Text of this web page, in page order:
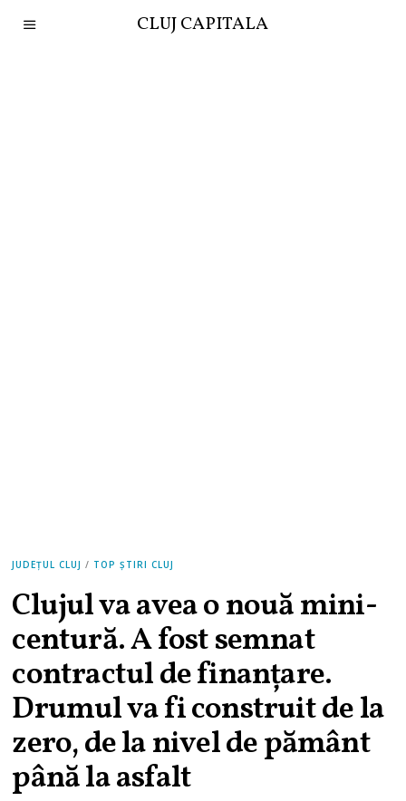
CLUJ CAPITALA
JUDEȚUL CLUJ / TOP ȘTIRI CLUJ
Clujul va avea o nouă mini-
centură. A fost semnat
contractul de finanțare.
Drumul va fi construit de la
zero, de la nivel de pământ
până la asfalt